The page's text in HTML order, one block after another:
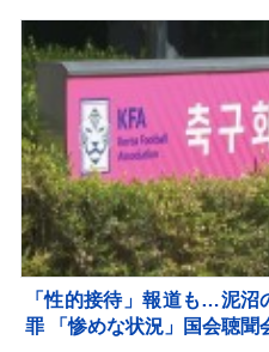
「性的接待」報道も…泥沼
罪 「惨めな状況」国会聴聞